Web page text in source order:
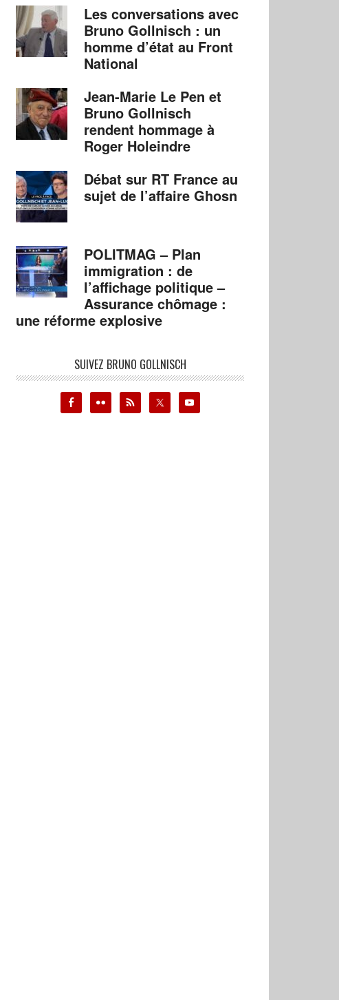
Les conversations avec
Bruno Gollnisch : un
homme d’état au Front
National
Jean-Marie Le Pen et
Bruno Gollnisch
rendent hommage à
Roger Holeindre
Débat sur RT France au
sujet de l’affaire Ghosn
POLITMAG – Plan
immigration : de
l’affichage politique –
Assurance chômage :
une réforme explosive
SUIVEZ BRUNO GOLLNISCH